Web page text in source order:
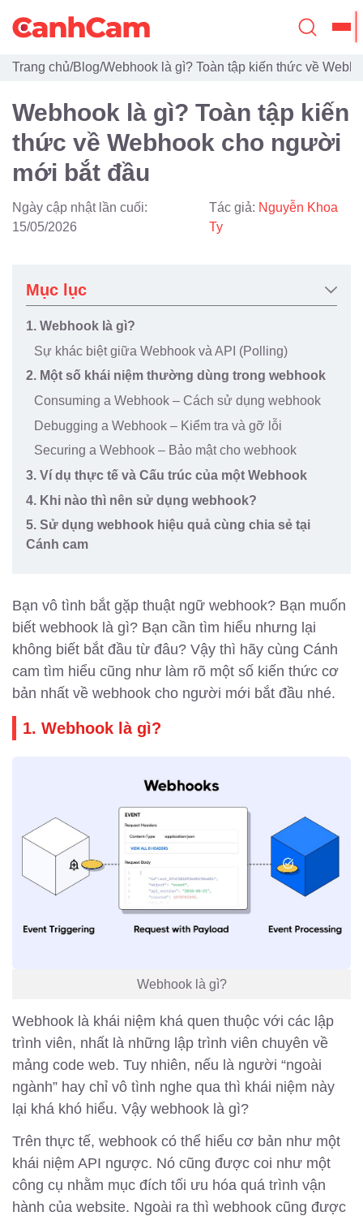
Trang Chủ
Giới Thiệu
Thiết Kế Website
Đã Thiết Kế
Dịch Vụ
Blog
Trang chủ/Blog/Webhook là gì? Toàn tập kiến thức về
Webhook là gì? Toàn tập kiến
thức về Webhook cho người
mới bắt đầu
Ngày cập nhật lần cuối:
15/05/2026
Tác giả: Nguyễn Khoa
Ty
Mục lục
1. Webhook là gì?
Sự khác biệt giữa Webhook và API (Polling)
2. Một số khái niệm thường dùng trong webhook
Consuming a Webhook – Cách sử dụng webhook
Debugging a Webhook – Kiểm tra và gỡ lỗi
Securing a Webhook – Bảo mật cho webhook
3. Ví dụ thực tế và Cấu trúc của một Webhook
4. Khi nào thì nên sử dụng webhook?
5. Sử dụng webhook hiệu quả cùng chia sẻ tại
Cánh cam
Bạn vô tình bắt gặp thuật ngữ webhook? Bạn muốn
biết webhook là gì? Bạn cần tìm hiểu nhưng lại
không biết bắt đầu từ đâu? Vậy thì hãy cùng Cánh
cam tìm hiểu cũng như làm rõ một số kiến thức cơ
bản nhất về webhook cho người mới bắt đầu nhé.
1. Webhook là gì?
Webhook là gì?
Webhook là khái niệm khá quen thuộc với các lập
trình viên, nhất là những lập trình viên chuyên về
mảng code web. Tuy nhiên, nếu là người “ngoài
ngành” hay chỉ vô tình nghe qua thì khái niệm này
lại khá khó hiểu. Vậy webhook là gì?
Trên thực tế, webhook có thể hiểu cơ bản như một
khái niệm API ngược. Nó cũng được coi như một
công cụ nhằm mục đích tối ưu hóa quá trình vận
hành của website. Ngoài ra thì webhook cũng được